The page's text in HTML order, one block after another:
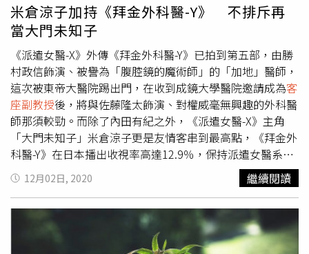
證書，之後到1990年王作榮擔任考試委員期間，蔡又被查2
次。林環牆表示，他非常確定，蔡英文從未完成博士論文，
同時提出八大鐵證包括：1、1984年履歷表上博士論文題目
竟截然不同；2、2015年補發博士證書是二度變造的贗品；
3、認證博士學位的神秘甘乃迪文件是偽造文書；4、倫敦大
學規定畢業前應繳交3本論文，但無一存在；5、唯獨蔡英文
不在IALS法學論文的連續編號裡；6、從未有外部口試委員
繳回蔡英文博士論文的紀錄；7、從未有蔡英文博士論文指
導教授繳回博士論文的紀錄；8、總圖書館與IALS從未有蔡
英文繳交博士論文的紀錄。總統府發言人張惇涵強調，蔡總
統的博士學位，LSE校方已公開證實「蔡博士確實於1984年
取得法律博士學位」；並且，總統府也出示過校方所提供的
學生資料，證明總統經過嚴謹程序，取得博士學位我們再次
呼籲，社會各界以LSE校方的正確資訊為事實基礎，勿受錯
假訊息所誤導。
米倉涼子加持《拜金外科醫-Y》 不排斥再
當大門未知子
《派遣女醫-X》外傳《拜金外科醫-Y》已拍到第五部，由勝
村政信飾演、被譽為「腹腔鏡的魔術師」的「加地」醫師，
這次被東帝大醫院踢出門，在收到成鏡大學醫院邀請成為客
座副教授後，將與佐藤隆太飾演、對權威毫無興趣的外科醫
師那須較勁。而除了內田有紀之外，《派遣女醫-X》主角
「大門未知子」米倉涼子更是友情客串到最高點，《拜金外
科醫-Y》在日本播出收視率高達12.9％，保持派遣女醫系列
一貫的高吸睛力。同樣是系列作要角遠藤憲一雖然沒有演出
外傳，但他在宣傳節目時突然現身，單刀直入問米倉涼子
「妳還是想再演《派遣女醫-X》吧！？」米倉涼子當下秒回
「當然想啊」，遠藤此時鬆了一口氣笑說：「如果是X的話
我就能演出了，太好了！」《王牌大律師》明起將一口氣播
12月02日, 2020 繼續閱讀